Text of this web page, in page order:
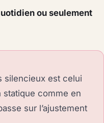
ou seulement
silencieux est celui
comme en
sur l’ajustement